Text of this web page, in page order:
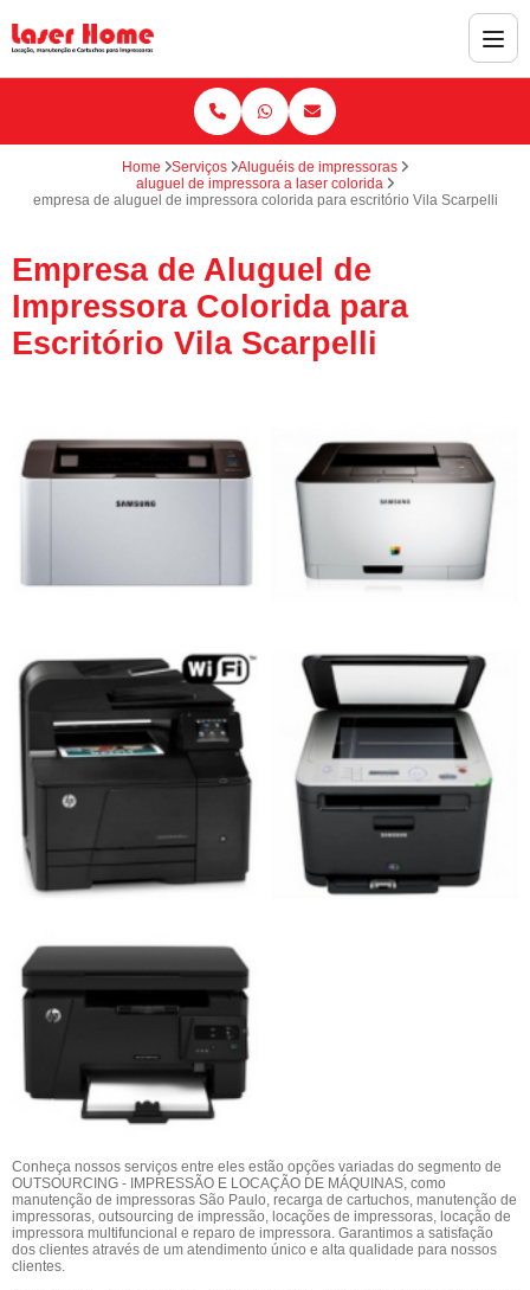
Home Serviços
Aluguéis de impressoras
aluguel de impressora a laser colorida
empresa de aluguel de impressora colorida para escritório Vila Scarpelli
Empresa de Aluguel de
Impressora Colorida para
Escritório Vila Scarpelli
Conheça nossos serviços entre eles estão opções variadas do segmento de
OUTSOURCING - IMPRESSÃO E LOCAÇÃO DE MÁQUINAS, como
manutenção de impressoras São Paulo, recarga de cartuchos, manutenção de
impressoras, outsourcing de impressão, locações de impressoras, locação de
impressora multifuncional e reparo de impressora. Garantimos a satisfação
dos clientes através de um atendimento único e alta qualidade para nossos
clientes.